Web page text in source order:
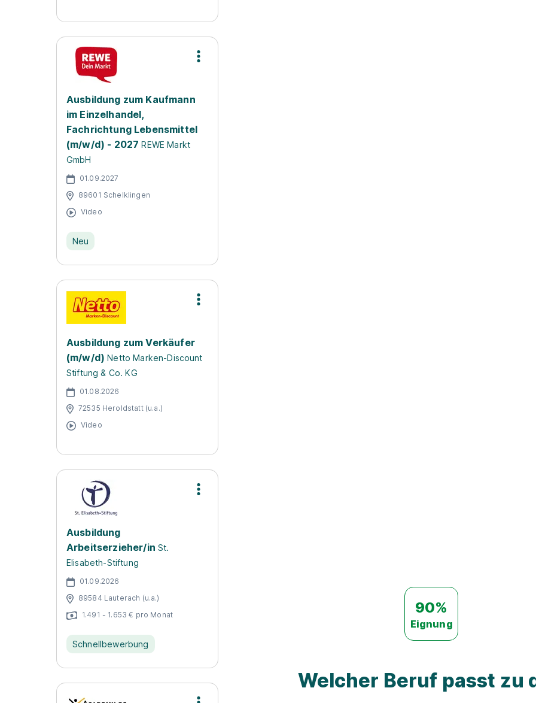
Ausbildung zum Kaufmann
im Einzelhandel,
Fachrichtung Lebensmittel
(m/w/d) - 2027 REWE Markt
GmbH
01.09.2027
89601 Schelklingen
Video
Neu
Ausbildung zum Verkäufer
(m/w/d) Netto Marken-Discount
Stiftung & Co. KG
01.08.2026
72535 Heroldstatt (u.a.)
Video
Ausbildung
Arbeitserzieher/in St.
Elisabeth-Stiftung
01.09.2026
89584 Lauterach (u.a.)
1.491 - 1.653 € pro Monat
Schnellbewerbung
90%
Eignung
Welcher Beruf passt zu